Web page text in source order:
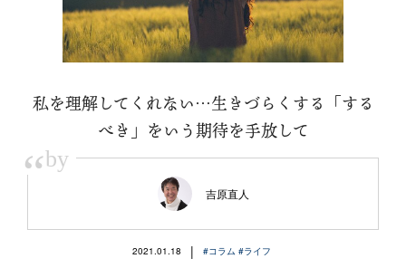
私を理解してくれない…生きづらくする「する
べき」をいう期待を手放して
“by
吉原直人
2021.01.18 | #コラム #ライフ